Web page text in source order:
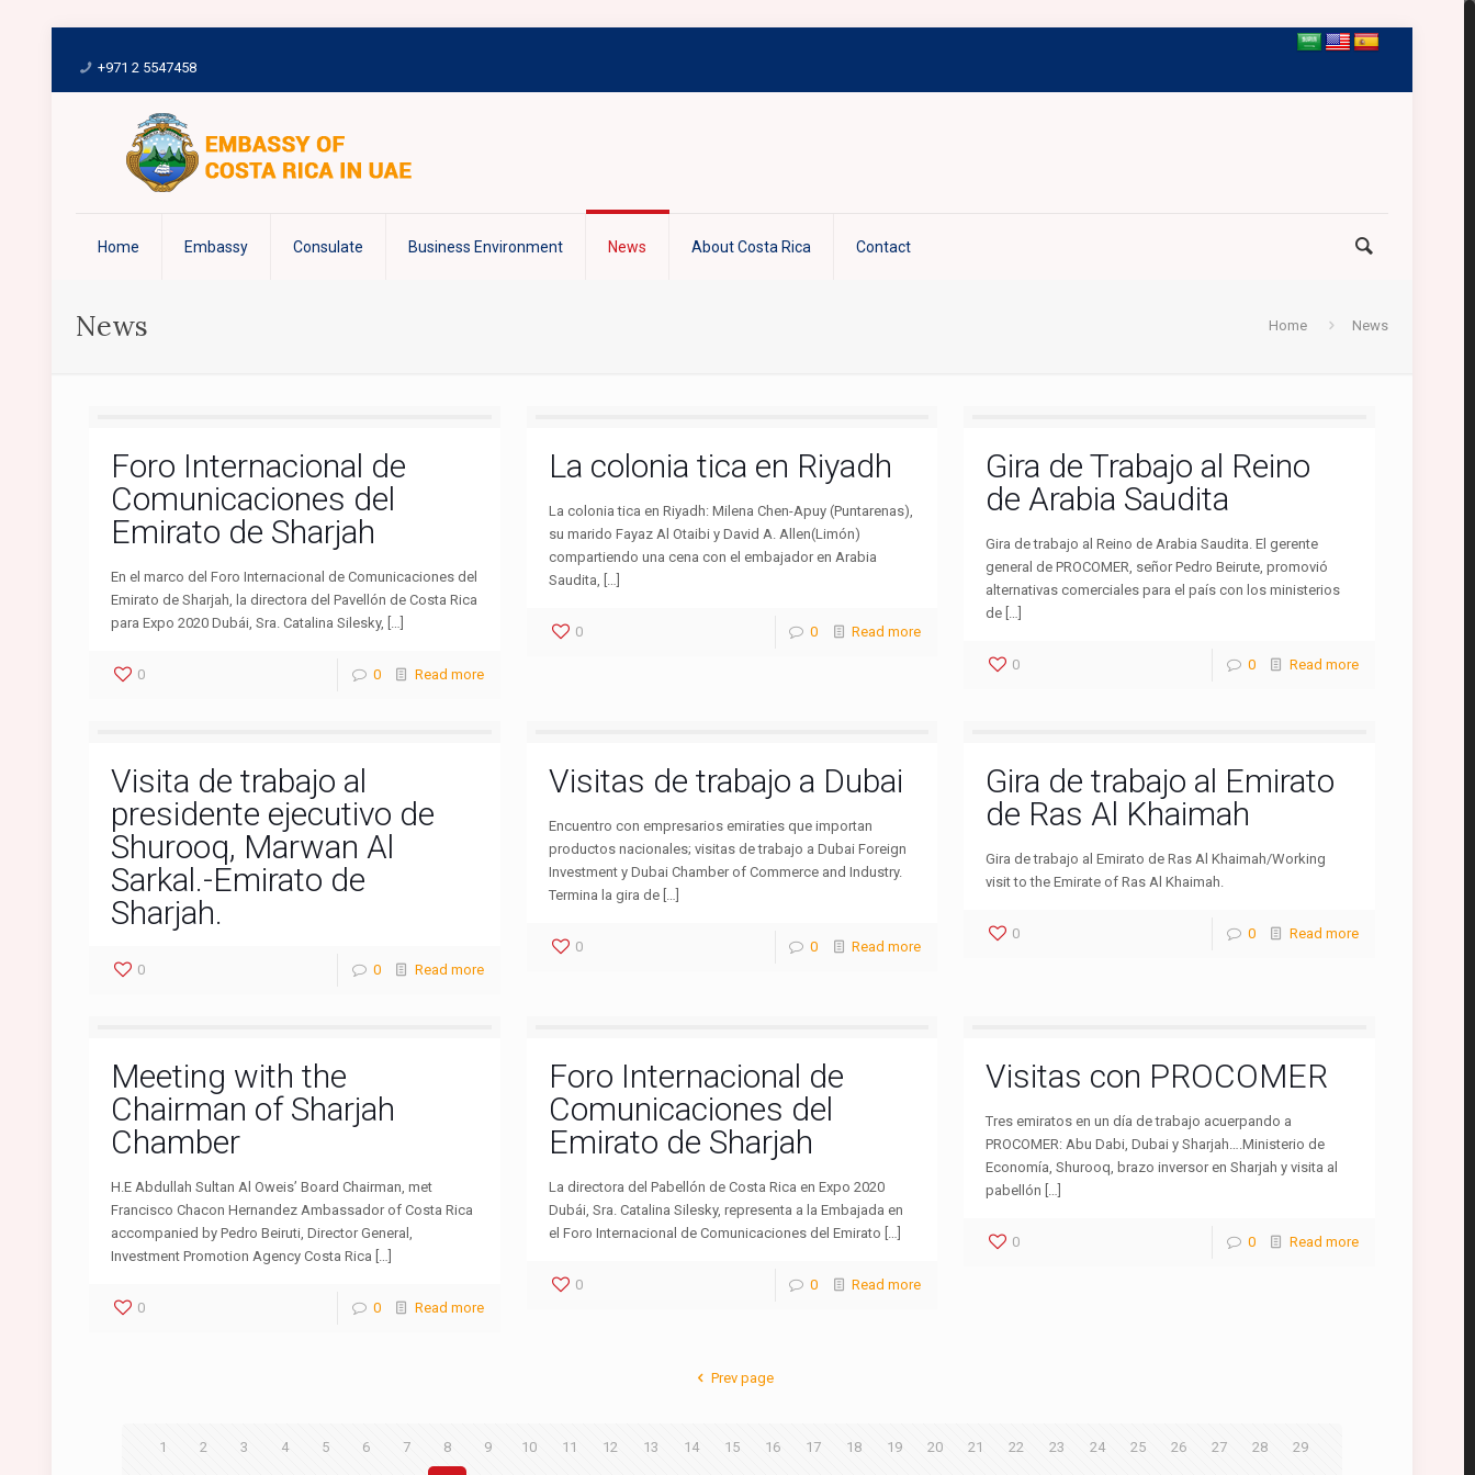
+971 2 5547458
Home Embassy Consulate Business Environment News About Costa Rica Contact
News Home News
Foro Internacional de
Comunicaciones del
Emirato de Sharjah
En el marco del Foro Internacional de Comunicaciones del
Emirato de Sharjah, la directora del Pavellón de Costa Rica
para Expo 2020 Dubái, Sra. Catalina Silesky, […]
0 0 Read more
La colonia tica en Riyadh
La colonia tica en Riyadh: Milena Chen-Apuy (Puntarenas),
su marido Fayaz Al Otaibi y David A. Allen(Limón)
compartiendo una cena con el embajador en Arabia
Saudita, […]
0 0 Read more
Gira de Trabajo al Reino
de Arabia Saudita
Gira de trabajo al Reino de Arabia Saudita. El gerente
general de PROCOMER, señor Pedro Beirute, promovió
alternativas comerciales para el país con los ministerios
de […]
0 0 Read more
Visita de trabajo al
presidente ejecutivo de
Shurooq, Marwan Al
Sarkal.-Emirato de
Sharjah.
0 0 Read more
Visitas de trabajo a Dubai
Encuentro con empresarios emiraties que importan
productos nacionales; visitas de trabajo a Dubai Foreign
Investment y Dubai Chamber of Commerce and Industry.
Termina la gira de […]
0 0 Read more
Gira de trabajo al Emirato
de Ras Al Khaimah
Gira de trabajo al Emirato de Ras Al Khaimah/Working
visit to the Emirate of Ras Al Khaimah.
0 0 Read more
Meeting with the
Chairman of Sharjah
Chamber
H.E Abdullah Sultan Al Oweis’ Board Chairman, met
Francisco Chacon Hernandez Ambassador of Costa Rica
accompanied by Pedro Beiruti, Director General,
Investment Promotion Agency Costa Rica […]
0 0 Read more
Foro Internacional de
Comunicaciones del
Emirato de Sharjah
La directora del Pabellón de Costa Rica en Expo 2020
Dubái, Sra. Catalina Silesky, representa a la Embajada en
el Foro Internacional de Comunicaciones del Emirato […]
0 0 Read more
Visitas con PROCOMER
Tres emiratos en un día de trabajo acuerpando a
PROCOMER: Abu Dabi, Dubai y Sharjah….Ministerio de
Economía, Shurooq, brazo inversor en Sharjah y visita al
pabellón […]
0 0 Read more
Prev page
1 2 3 4 5 6 7 8 9 10 11 12 13 14 15 16 17 18 19 20 21 22 23 24 25 26 27 28 29